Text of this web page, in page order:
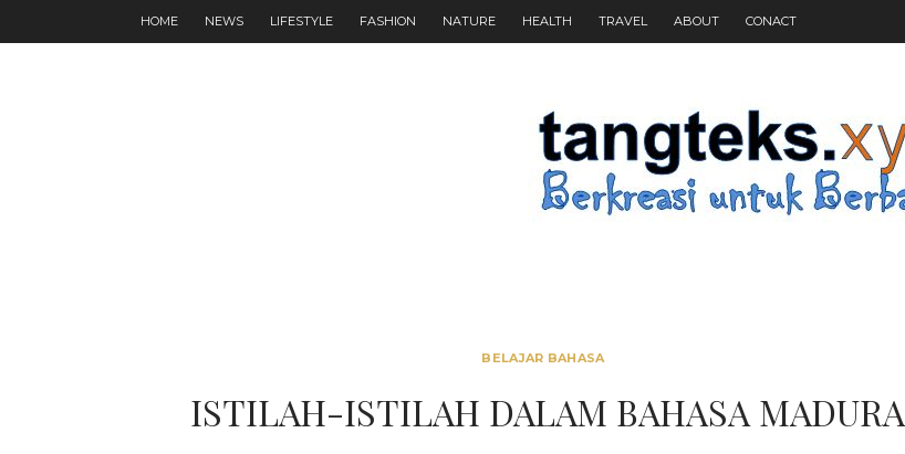
HOME NEWS LIFESTYLE FASHION NATURE HEALTH TRAVEL ABOUT CONACT
BELAJAR BAHASA
ISTILAH-ISTILAH DALAM BAHASA MADURA